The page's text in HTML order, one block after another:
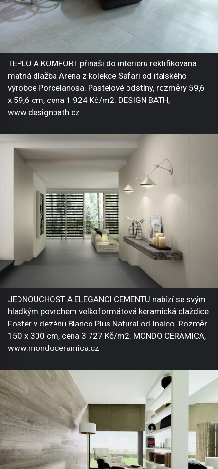
TEPLO A KOMFORT přináší do interiéru rektifikovaná
matná dlažba Arena z kolekce Safari od italského
výrobce Porcelanosa. Pastelové odstíny, rozměry 59,6
x 59,6 cm, cena 1 924 Kč/m2. DESIGN BATH,
www.designbath.cz
JEDNOUCHOST A ELEGANCI CEMENTU nabízí se svým
hladkým povrchem velkoformátová keramická dlaždice
Foster v dezénu Blanco Plus Natural od Inalco. Rozměr
150 x 300 cm, cena 3 727 Kč/m2. MONDO CERAMICA,
www.mondoceramica.cz